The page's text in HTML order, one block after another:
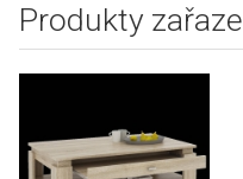
Produkty